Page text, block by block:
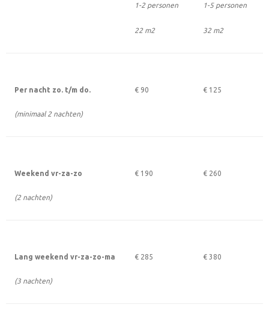
1-2 personen
22 m2
1-5 personen
32 m2
Per nacht zo. t/m do.
(minimaal 2 nachten)
€ 90 € 125
Weekend vr-za-zo
(2 nachten)
€ 190 € 260
Lang weekend vr-za-zo-ma
(3 nachten)
€ 285 € 380